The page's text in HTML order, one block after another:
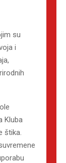
su
i
Kluba
štika.